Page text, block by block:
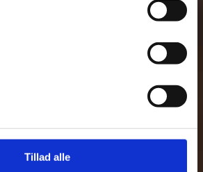
Tillad alle